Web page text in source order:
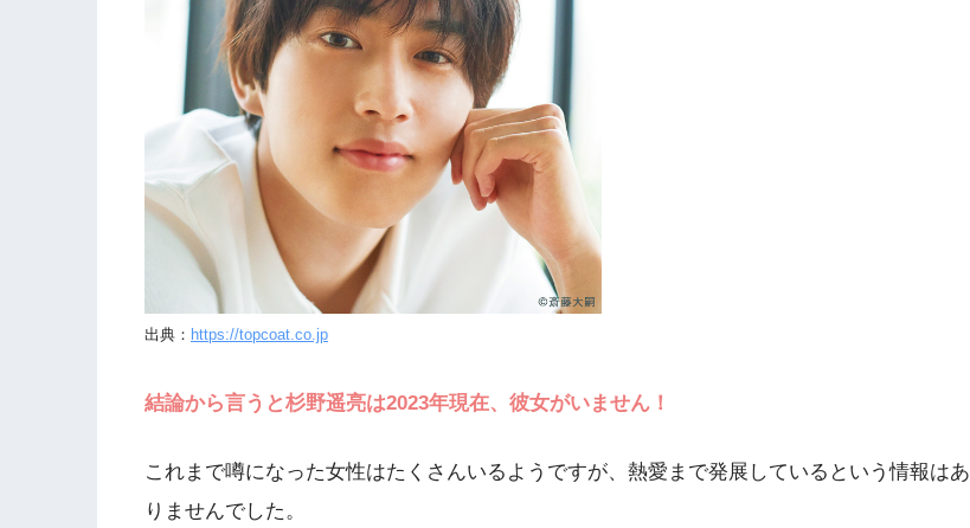
出典： https://topcoat.co.jp
結論から言うと杉野遥亮は2023年現在、彼女がいません！
これまで噂になった女性はたくさんいるようですが、熱愛まで発展しているという情報はあ
りませんでした。